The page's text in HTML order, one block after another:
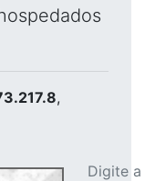
,
Digite